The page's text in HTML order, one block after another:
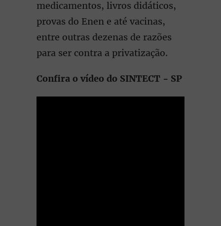
medicamentos, livros didáticos,
provas do Enen e até vacinas,
entre outras dezenas de razões
para ser contra a privatização.
Confira o vídeo do SINTECT - SP